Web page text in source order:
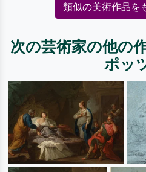
類似の美術作品を
次の芸術家の他の
ポッ